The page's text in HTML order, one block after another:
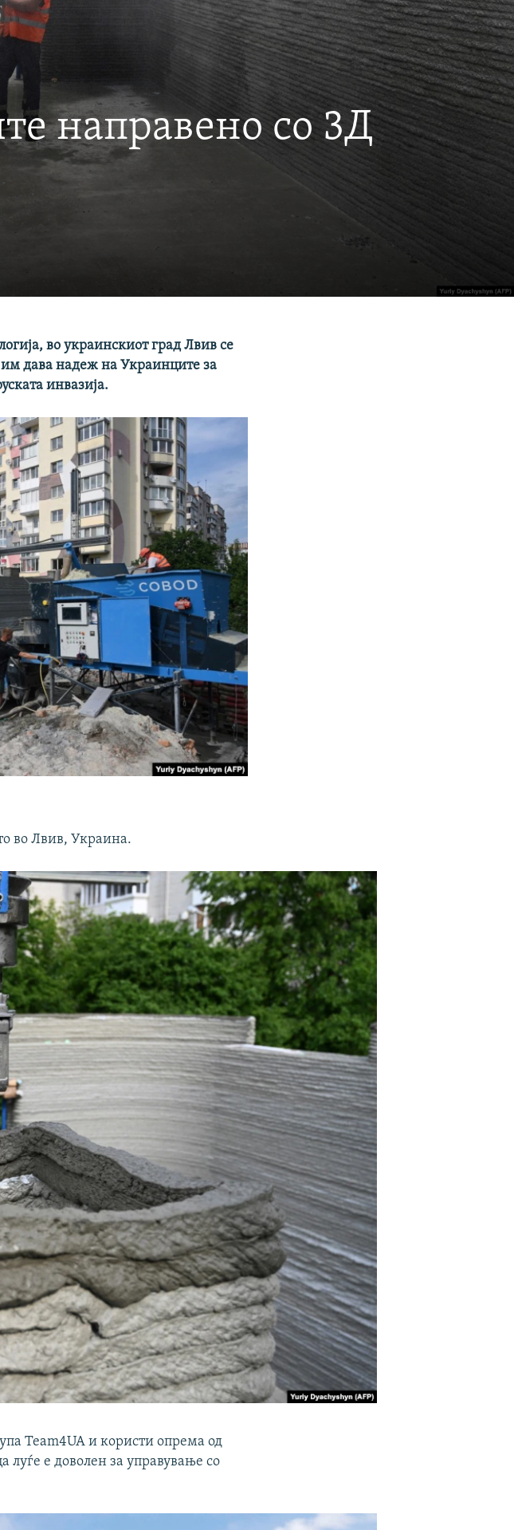
направено со 3Д
во украинскиот град Лвив се
дава надеж на Украинците за
инвазија.
во Лвив, Украина.
Team4UA и користи опрема од
е доволен за управување со